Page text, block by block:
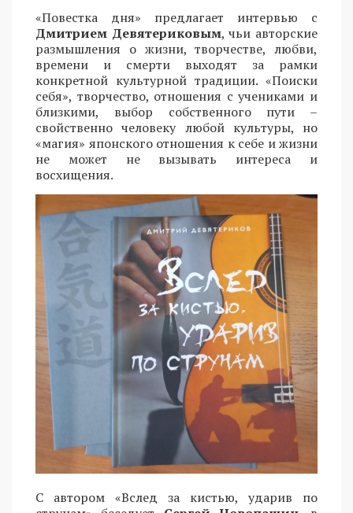
«Повестка дня» предлагает интервью с
Дмитрием Девятериковым, чьи авторские
размышления о жизни, творчестве, любви,
времени и смерти выходят за рамки
конкретной культурной традиции. «Поиски
себя», творчество, отношения с учениками и
близкими, выбор собственного пути –
свойственно человеку любой культуры, но
«магия» японского отношения к себе и жизни
не может не вызывать интереса и
восхищения.
С автором «Вслед за кистью, ударив по